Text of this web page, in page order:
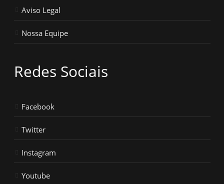
Aviso Legal
Nossa Equipe
Redes Sociais
Facebook
Twitter
Instagram
Youtube